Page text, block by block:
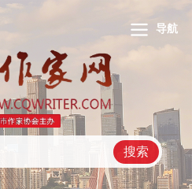
导航
搜索